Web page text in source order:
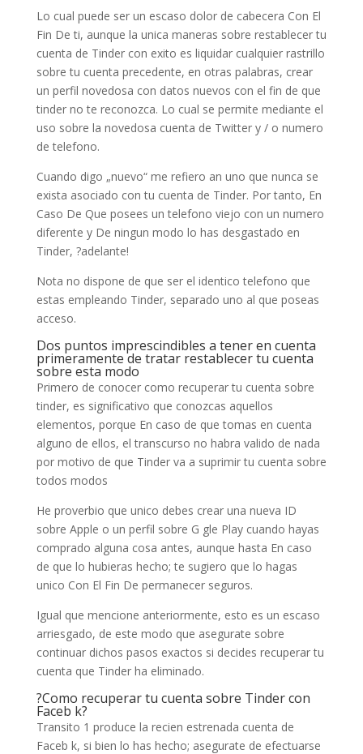
Lo cual puede ser un escaso dolor de cabecera Con El
Fin De ti, aunque la unica maneras sobre restablecer tu
cuenta de Tinder con exito es liquidar cualquier rastrillo
sobre tu cuenta precedente, en otras palabras, crear
un perfil novedosa con datos nuevos con el fin de que
tinder no te reconozca. Lo cual se permite mediante el
uso sobre la novedosa cuenta de Twitter y / o numero
de telefono.
Cuando digo „nuevo“ me refiero an uno que nunca se
exista asociado con tu cuenta de Tinder. Por tanto, En
Caso De Que posees un telefono viejo con un numero
diferente y De ningun modo lo has desgastado en
Tinder, ?adelante!
Nota no dispone de que ser el identico telefono que
estas empleando Tinder, separado uno al que poseas
acceso.
Dos puntos imprescindibles a tener en cuenta
primeramente de tratar restablecer tu cuenta
sobre esta modo
Primero de conocer como recuperar tu cuenta sobre
tinder, es significativo que conozcas aquellos
elementos, porque En caso de que tomas en cuenta
alguno de ellos, el transcurso no habra valido de nada
por motivo de que Tinder va a suprimir tu cuenta sobre
todos modos
He proverbio que unico debes crear una nueva ID
sobre Apple o un perfil sobre G gle Play cuando hayas
comprado alguna cosa antes, aunque hasta En caso
de que lo hubieras hecho; te sugiero que lo hagas
unico Con El Fin De permanecer seguros.
Igual que mencione anteriormente, esto es un escaso
arriesgado, de este modo que asegurate sobre
continuar dichos pasos exactos si decides recuperar tu
cuenta que Tinder ha eliminado.
?Como recuperar tu cuenta sobre Tinder con
Faceb k?
Transito 1 produce la recien estrenada cuenta de
Faceb k, si bien lo has hecho; asegurate de efectuarse